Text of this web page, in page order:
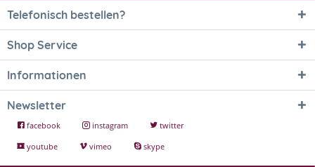
Telefonisch bestellen?
Shop Service
Informationen
Newsletter
facebook instagram
twitter
youtube
vimeo skype